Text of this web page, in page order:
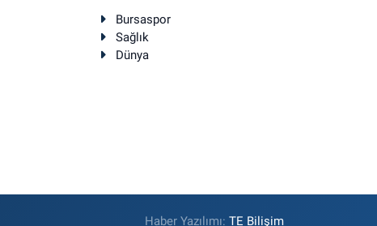
Bursaspor
Sağlık
Dünya
Haber Yazılımı:TE Bilişim